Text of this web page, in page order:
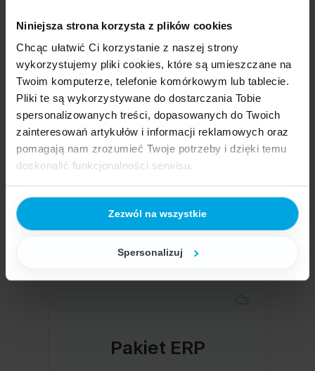
Niniejsza strona korzysta z plików cookies
Chcąc ułatwić Ci korzystanie z naszej strony
wykorzystujemy pliki cookies, które są umieszczane na
Twoim komputerze, telefonie komórkowym lub tablecie.
Pliki te są wykorzystywane do dostarczania Tobie
spersonalizowanych treści, dopasowanych do Twoich
zainteresowań artykułów i informacji reklamowych oraz
pomagają nam zrozumieć Twoje potrzeby i dzięki temu
doskonalić funkcjonalności serwisu.
Część z plików jest niezbędna do prawidłowego działania
serwisu i jego funkcjonalności. Jeżeli nie wyrażasz
zgody na zapisywanie plików cookies, możesz łatwo
zarządzać swoimi uprawnieniami, np. we własnej
Zarządzaj cookies. Szczegółowe informacje na ten temat
Polityce
Dowiedz się więcej o tym, jak Google przetwarza dane
Zezwól na wszystkie
Spersonalizuj
Postaw na automatyczną wymianę danych
Wybierz technologię dla Twojej
produkcji
Oferujemy moduł Softlab Produkcja zarówno
Pakiet ERP